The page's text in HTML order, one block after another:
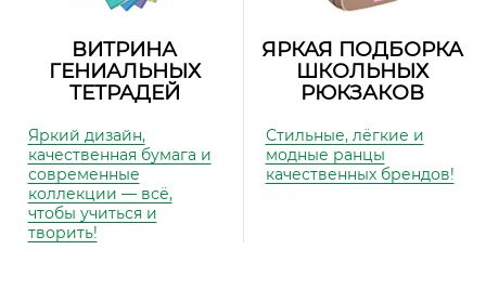
ВИТРИНА
ГЕНИАЛЬНЫХ
ТЕТРАДЕЙ
Яркий дизайн,
качественная бумага и
современные
коллекции — всё,
чтобы учиться и
творить!
ЯРКАЯ ПОДБОРКА
ШКОЛЬНЫХ
РЮКЗАКОВ
Стильные, лёгкие и
модные ранцы
качественных брендов!